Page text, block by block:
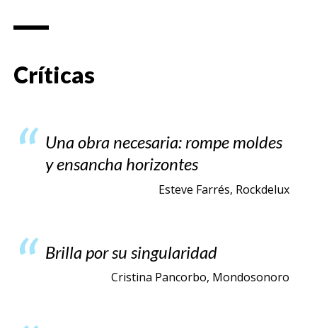
Críticas
Una obra necesaria: rompe moldes
y ensancha horizontes
Esteve Farrés, Rockdelux
Brilla por su singularidad
Cristina Pancorbo, Mondosonoro